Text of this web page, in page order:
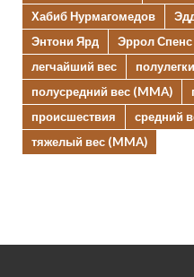
Хабиб Нурмагомедов
Энтони Ярд
Эррол Спенс
легчайший вес
полусредний вес (MMA)
происшествия
средний
тяжелый вес (MMA)